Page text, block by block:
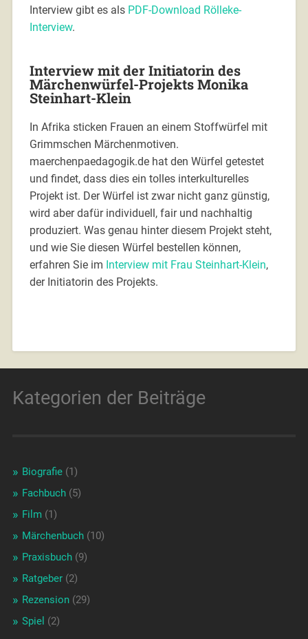
Interview gibt es als PDF-Download Rölleke-
Interview.
Interview mit der Initiatorin des
Märchenwürfel-Projekts Monika
Steinhart-Klein
In Afrika sticken Frauen an einem Stoffwürfel mit
Grimmschen Märchenmotiven.
maerchenpaedagogik.de hat den Würfel getestet
und findet, dass dies ein tolles interkulturelles
Projekt ist. Der Würfel ist zwar nicht ganz günstig,
wird aber dafür individuell, fair und nachhaltig
produziert. Was genau hinter diesem Projekt steht,
und wie Sie diesen Würfel bestellen können,
erfahren Sie im Interview mit Frau Steinhart-Klein,
der Initiatorin des Projekts.
Kategorien der Beiträge
Biografie(1)
Fachbuch(5)
Film (1)
Märchenbuch(10)
Praxisbuch(9)
Ratgeber(2)
Rezension(29)
Spiel (2)